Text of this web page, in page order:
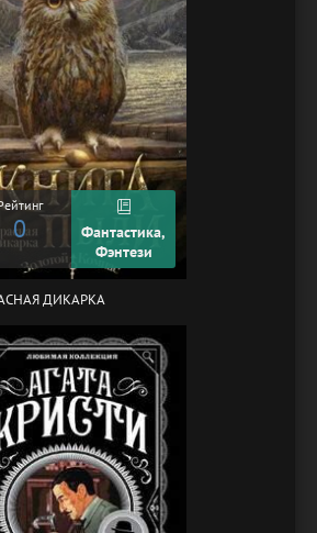
0
Фантастика,
Фэнтези
ДИКАРКА